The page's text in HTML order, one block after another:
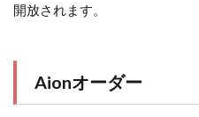
開放されます。
Aionオーダー